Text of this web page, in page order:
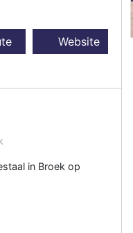
Website
in Broek op